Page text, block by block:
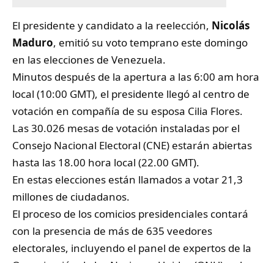
El presidente y candidato a la reelección, Nicolás
Maduro, emitió su voto temprano este domingo
en las elecciones de Venezuela.
Minutos después de la apertura a las 6:00 am hora
local (10:00 GMT), el presidente llegó al centro de
votación en compañía de su esposa Cilia Flores.
Las 30.026 mesas de votación instaladas por el
Consejo Nacional Electoral (CNE) estarán abiertas
hasta las 18.00 hora local (22.00 GMT).
En estas elecciones están llamados a votar 21,3
millones de ciudadanos.
El proceso de los comicios presidenciales contará
con la presencia de más de 635 veedores
electorales, incluyendo el panel de expertos de la